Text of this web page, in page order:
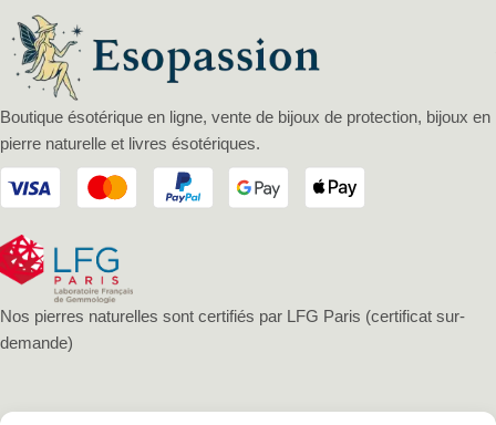
Boutique ésotérique en ligne, vente de bijoux de protection, bijoux en
pierre naturelle et livres ésotériques.
Nos pierres naturelles sont certifiés par LFG Paris (certificat sur-
demande)